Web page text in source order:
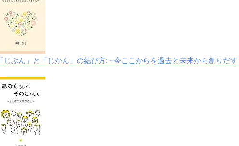
「じぶん」と「じかん」の結び方: ~今ここからを過去と未来から創りだす